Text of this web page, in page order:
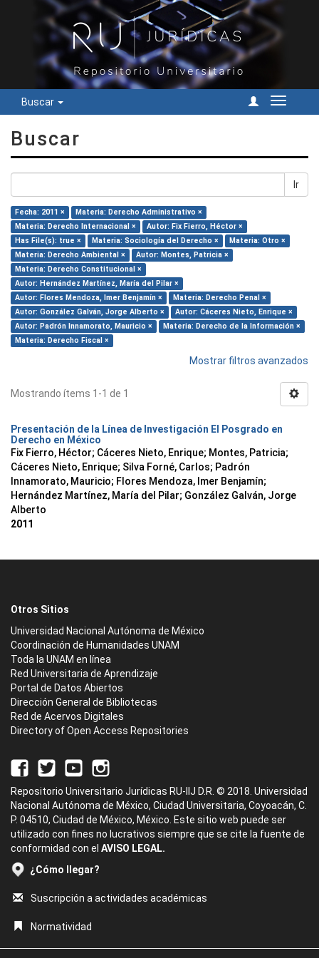
Buscar
Cambiar
Buscar
Ir
Fecha: 2011 ×
Materia: Derecho Administrativo ×
Materia: Derecho Internacional ×
Autor: Fix Fierro, Héctor ×
Has File(s): true ×
Materia: Sociología del Derecho ×
Materia: Otro ×
Materia: Derecho Ambiental ×
Autor: Montes, Patricia ×
Materia: Derecho Constitucional ×
Autor: Hernández Martínez, María del Pilar ×
Autor: Flores Mendoza, Imer Benjamín ×
Materia: Derecho Penal ×
Autor: González Galván, Jorge Alberto ×
Autor: Cáceres Nieto, Enrique ×
Autor: Padrón Innamorato, Mauricio ×
Materia: Derecho de la Información ×
Materia: Derecho Fiscal ×
Mostrar filtros avanzados
Mostrando ítems 1-1 de 1
Presentación de la Línea de Investigación El Posgrado en
Derecho en México
Fix Fierro, Héctor; Cáceres Nieto, Enrique; Montes, Patricia;
Cáceres Nieto, Enrique; Silva Forné, Carlos; Padrón
Innamorato, Mauricio; Flores Mendoza, Imer Benjamín;
Hernández Martínez, María del Pilar; González Galván, Jorge
Alberto
2011
Otros Sitios
Universidad Nacional Autónoma de México
Coordinación de Humanidades UNAM
Toda la UNAM en línea
Red Universitaria de Aprendizaje
Portal de Datos Abiertos
Dirección General de Bibliotecas
Red de Acervos Digitales
Directory of Open Access Repositories
Repositorio Universitario Jurídicas RU-IIJ D.R. © 2018. Universidad
Nacional Autónoma de México, Ciudad Universitaria, Coyoacán, C.
P. 04510, Ciudad de México, México. Este sitio web puede ser
utilizado con fines no lucrativos siempre que se cite la fuente de
conformidad con el AVISO LEGAL.
¿Cómo llegar?
Suscripción a actividades académicas
Normatividad